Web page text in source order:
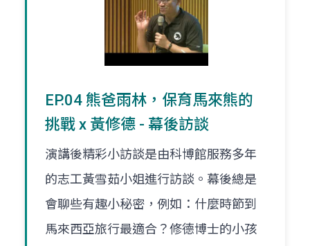
EP.04 熊爸雨林，保育馬來熊的
挑戰 x 黃修德 - 幕後訪談
演講後精彩小訪談是由科博館服務多年
的志工黃雪茹小姐進行訪談。幕後總是
會聊些有趣小秘密，例如：什麼時節到
馬來西亞旅行最適合？修德博士的小孩